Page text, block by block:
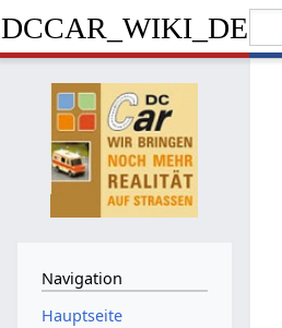
DCCAR_WIKI_DE
Navigation
Hauptseite